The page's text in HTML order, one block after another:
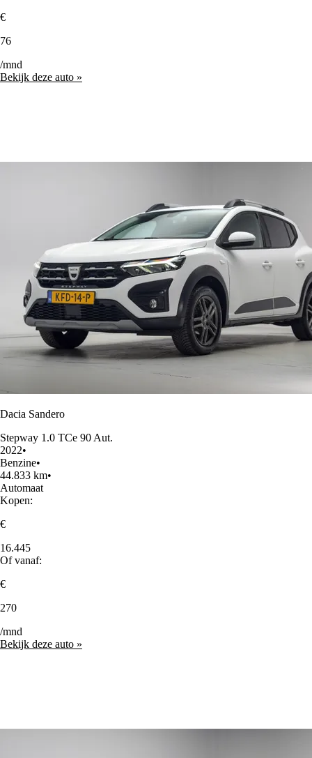
€
76
/mnd
Bekijk deze auto »
Dacia Sandero
Stepway 1.0 TCe 90 Aut.
2022•
Benzine•
44.833 km•
Automaat
Kopen:
€
16.445
Of vanaf:
€
270
/mnd
Bekijk deze auto »